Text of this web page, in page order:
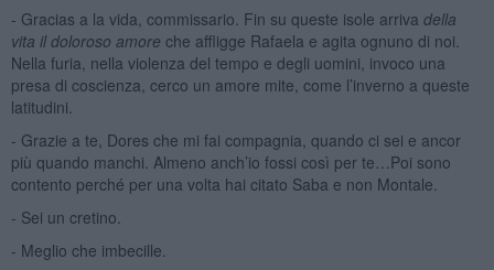
- Gracias a la vida, commissario. Fin su queste isole arriva della
vita ildoloroso amore che affligge Rafaela e agita ognuno di noi.
Nella furia, nella violenza del tempo e degli uomini, invoco una
presa di coscienza, cerco un amore mite, come l’inverno a queste
latitudini.
- Grazie a te, Dores che mi fai compagnia, quando ci sei e ancor
più quando manchi. Almeno anch’io fossi così per te…Poi sono
contento perché per una volta hai citato Saba e non Montale.
- Sei un cretino.
- Meglio che imbecille.